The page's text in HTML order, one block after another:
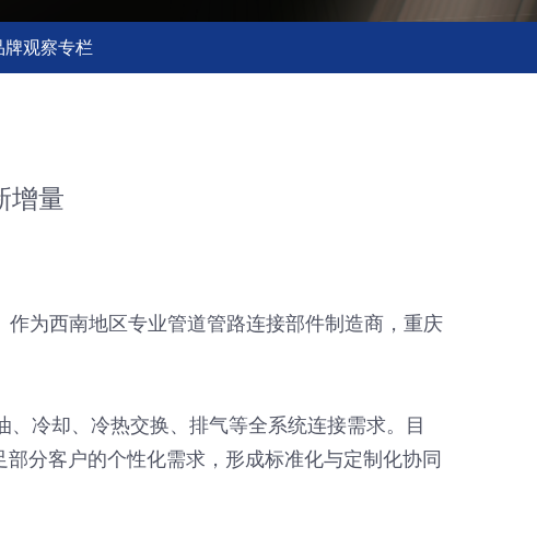
牌观察专栏
增量
为西南地区专业管道管路连接部件制造商，重庆
冷却、冷热交换、排气等全系统连接需求。目
分客户的个性化需求，形成标准化与定制化协同